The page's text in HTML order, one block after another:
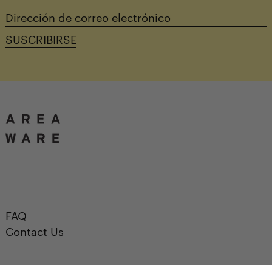
Dirección
de
correo
SUSCRIBIRSE
FAQ
Contact Us